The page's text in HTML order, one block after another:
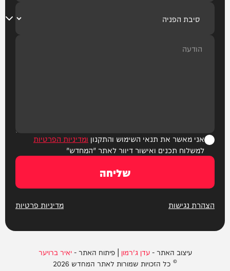
אני מאשר את תנאי השימוש והתקנון ומדיניות הפרטיות
למשלוח תכנים ואישור דיוור לאתר "המחדש"
שליחה
הצהרת נגישות מדיניות פרטיות
עיצוב האתר -עדן ג'רמון | פיתוח האתר -יאיר ברויער
© כל הזכויות שמורות לאתר המחדש 2026